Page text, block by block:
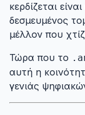
κερδίζεται
δεσμευμένος
μέλλον που
Τώρα που το
αυτή η
γενιάς